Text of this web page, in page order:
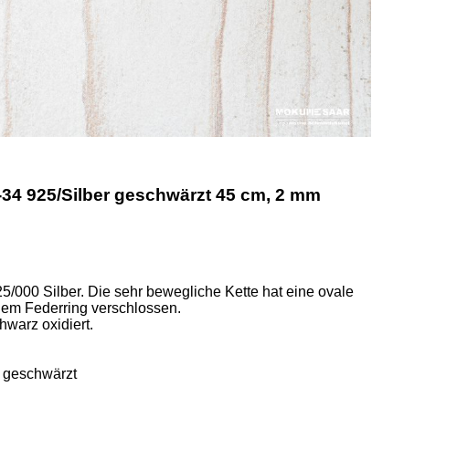
925/Silber geschwärzt 45 cm, 2 mm
000 Silber. Die sehr bewegliche Kette hat eine ovale
Federring verschlossen.
oxidiert.
geschwärzt